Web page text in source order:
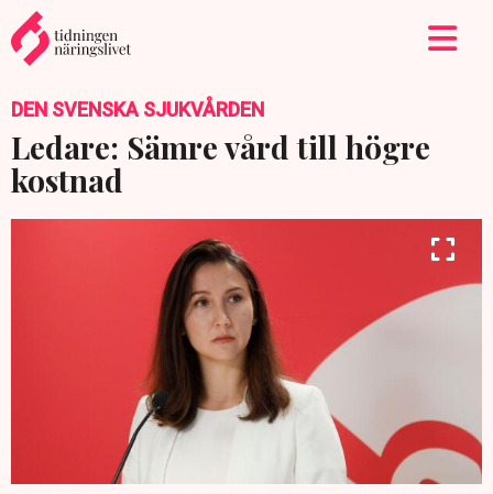
DEN SVENSKA SJUKVÅRDEN
Ledare: Sämre vård till högre
kostnad